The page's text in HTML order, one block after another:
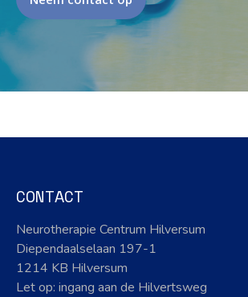
CONTACT
Neurotherapie Centrum Hilversum
Diependaalselaan 197-1
1214 KB Hilversum
Let op: ingang aan de Hilvertsweg